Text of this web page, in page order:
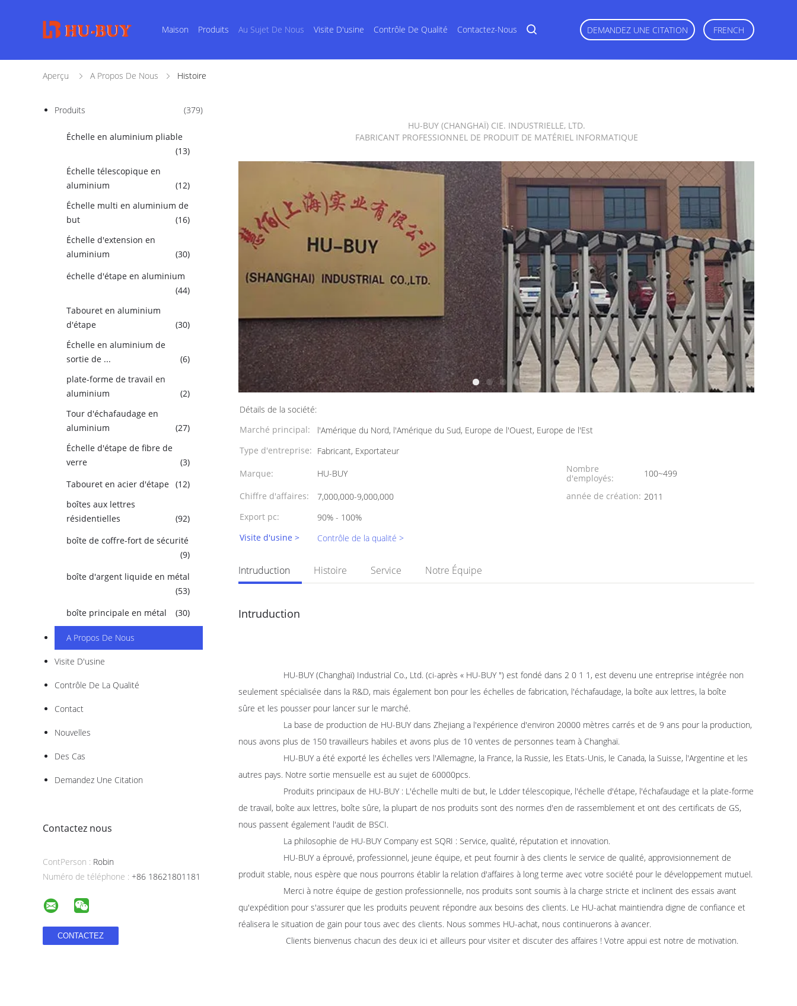
Maison Produits Au Sujet De Nous Visite D'usine Contrôle De Qualité Contactez-Nous DEMANDEZ UNE CITATION FRENCH
Aperçu A Propos De Nous Histoire
Produits (379)
Échelle en aluminium pliable
(13)
Échelle télescopique en
aluminium
(12)
Échelle multi en aluminium de
but
(16)
Échelle d'extension en
aluminium
(30)
échelle d'étape en aluminium
(44)
Tabouret en aluminium
d'étape
(30)
Échelle en aluminium de
sortie de ...
(6)
plate-forme de travail en
aluminium
(2)
Tour d'échafaudage en
aluminium
(27)
Échelle d'étape de fibre de
verre
(3)
Tabouret en acier d'étape (12)
boîtes aux lettres
résidentielles
(92)
boîte de coffre-fort de sécurité
(9)
boîte d'argent liquide en métal
(53)
boîte principale en métal
(30)
A Propos De Nous
Visite D'usine
Contrôle De La Qualité
Contact
Nouvelles
Des Cas
Demandez Une Citation
Contactez nous
ContPerson : Robin
Numéro de téléphone : +86 18621801181
HU-BUY (CHANGHAÏ) CIE. INDUSTRIELLE, LTD.
FABRICANT PROFESSIONNEL DE PRODUIT DE MATÉRIEL INFORMATIQUE
Détails de la société:
Marché principal:
l'Amérique du Nord, l'Amérique du Sud, Europe de l'Ouest, Europe de l'Est
Type d'entreprise: Fabricant, Exportateur
Marque:
HU-BUY
Nombre
d'employés:
100~499
Chiffre d'affaires:
7,000,000-9,000,000 année de création: 2011
Export pc:
90% - 100%
Visite d'usine >
Contrôle de la qualité >
Intruduction Histoire Service Notre Équipe
Intruduction
HU-BUY (Changhaï) Industrial Co., Ltd. (ci-après « HU-BUY ") est fondé dans 2 0 1 1, est devenu une entreprise intégrée non
seulement spécialisée dans la R&D, mais également bon pour les échelles de fabrication, l'échafaudage, la boîte aux lettres, la boîte
sûre et les pousser pour lancer sur le marché.
La base de production de HU-BUY dans Zhejiang a l'expérience d'environ 20000 mètres carrés et de 9 ans pour la production,
nous avons plus de 150 travailleurs habiles et avons plus de 10 ventes de personnes team à Changhaï.
HU-BUY a été exporté les échelles vers l'Allemagne, la France, la Russie, les Etats-Unis, le Canada, la Suisse, l'Argentine et les
autres pays. Notre sortie mensuelle est au sujet de 60000pcs.
Produits principaux de HU-BUY : L'échelle multi de but, le Ldder télescopique, l'échelle d'étape, l'échafaudage et la plate-forme
de travail, boîte aux lettres, boîte sûre, la plupart de nos produits sont des normes d'en de rassemblement et ont des certificats de GS,
nous passent également l'audit de BSCI.
La philosophie de HU-BUY Company est SQRI : Service, qualité, réputation et innovation.
HU-BUY a éprouvé, professionnel, jeune équipe, et peut fournir à des clients le service de qualité, approvisionnement de
produit stable, nous espère que nous pourrons établir la relation d'affaires à long terme avec votre société pour le développement mutuel.
Merci à notre équipe de gestion professionnelle, nos produits sont soumis à la charge stricte et inclinent des essais avant
qu'expédition pour s'assurer que les produits peuvent répondre aux besoins des clients. Le HU-achat maintiendra digne de confiance et
réalisera le situation de gain pour tous avec des clients. Nous sommes HU-achat, nous continuerons à avancer.
Clients bienvenus chacun des deux ici et ailleurs pour visiter et discuter des affaires ! Votre appui est notre de motivation.